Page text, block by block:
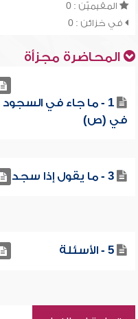
المقيميّن : 0
في خزائن : 0
المحاضرة مجزأة
1 - ما جاء في السجود
في (ص)
3 - ما يقول إذا سجد
5 - الأسئلة